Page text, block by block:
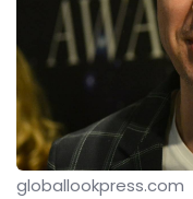
globallookpress.com